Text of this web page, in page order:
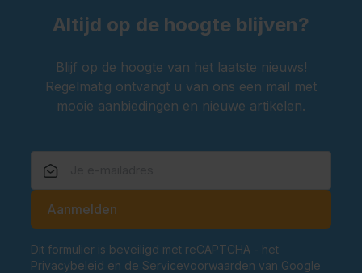
Altijd op de hoogte blijven?
Blijf op de hoogte van het laatste nieuws!
Regelmatig ontvangt u van ons een mail met
mooie aanbiedingen en nieuwe artikelen.
Aanmelden
Dit formulier is beveiligd met reCAPTCHA - het
Privacybeleid en de Servicevoorwaarden van Google